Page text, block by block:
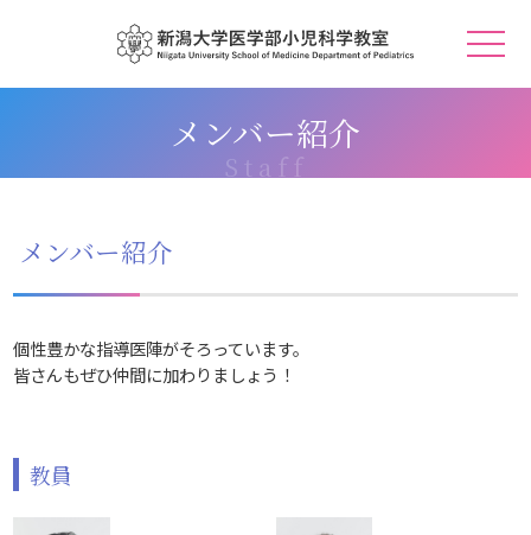
メンバー紹介
メンバー紹介
個性豊かな指導医陣がそろっています。
皆さんもぜひ仲間に加わりましょう！
教員